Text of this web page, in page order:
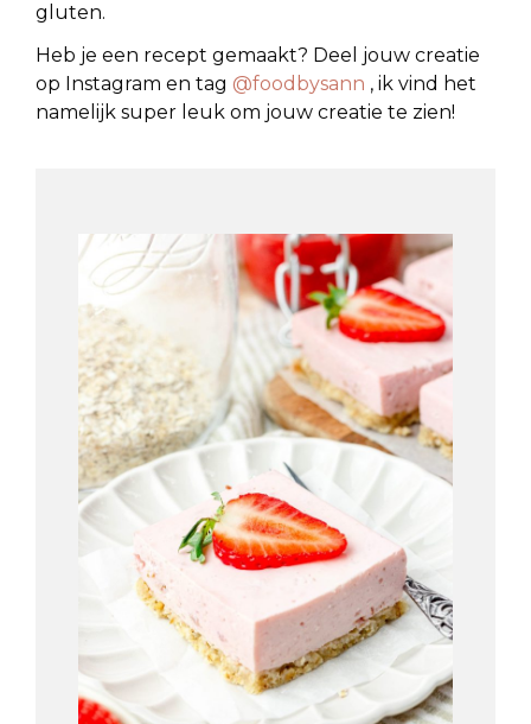
gluten.
Heb je een recept gemaakt? Deel jouw creatie
op Instagram en tag @foodbysann , ik vind het
namelijk super leuk om jouw creatie te zien!